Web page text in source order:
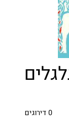
0 דירוגים